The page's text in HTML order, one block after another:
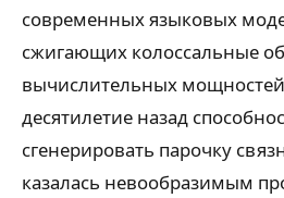
современных языковых
сжигающих колоссальные
вычислительных
десятилетие назад
сгенерировать парочку
казалась невообразимым